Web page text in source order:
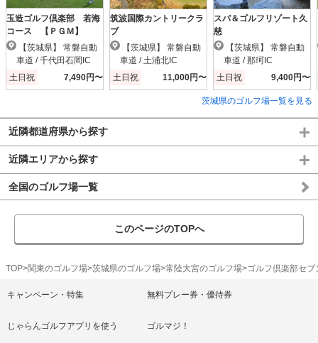
玉造ゴルフ倶楽部 若海
コース 【ＰＧＭ】
車道 / 千代田石岡IC
土日祝
7,490円〜
筑波国際カントリークラ
ブ
車道 / 土浦北IC
土日祝
11,000円〜
スパ＆ゴルフリゾート久
慈
車道 / 那珂IC
土日祝
9,400円〜
茨城県のゴルフ場一覧を見る
近隣都道府県から探す
近隣エリアから探す
全国のゴルフ場一覧
このページのTOPへ
TOP 関東のゴルフ場 茨城県のゴルフ場 常陸大宮のゴルフ場 ゴルフ倶楽部セブ
キャンペーン・特集 無料プレー券・優待券
じゃらんゴルフアプリを使う ゴルマジ！